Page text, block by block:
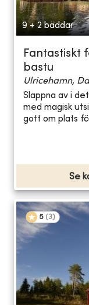
9 + 2 bäddar
Fantastiskt
bastu
Ulricehamn,
Slappna av i
med magisk
gott om plats
Se
5 (3)